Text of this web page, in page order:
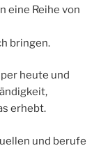
eine Reihe von
bringen.
heute und
erhebt.
und berufe